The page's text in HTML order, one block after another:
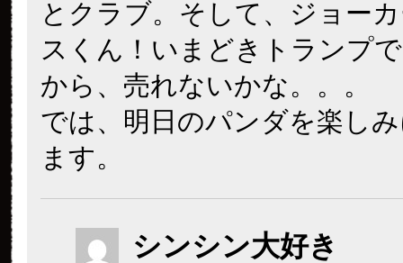
とクラブ。そして、ジョー
スくん！いまどきトランプ
から、売れないかな。。。
では、明日のパンダを楽し
ます。
シンシン大好き